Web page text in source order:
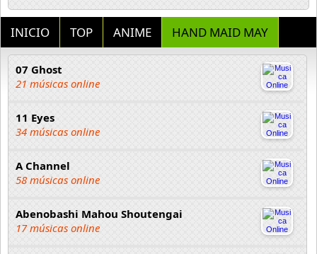
INICIO TOP ANIME HAND MAID MAY
07 Ghost
21 músicas online
11 Eyes
34 músicas online
A Channel
58 músicas online
Abenobashi Mahou Shoutengai
17 músicas online